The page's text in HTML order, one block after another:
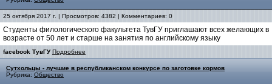
25 октября 2017 г. | Просмотров: 4382 | Комментариев: 0
Студенты филологического факультета ТувГУ приглашают всех желающих в
возрасте от 50 лет и старше на занятия по английскому языку
facebook ТувГУ Подробнее
Сутхольцы - лучшие в республиканском конкурсе по заготовке кормов
Рубрика: Общество